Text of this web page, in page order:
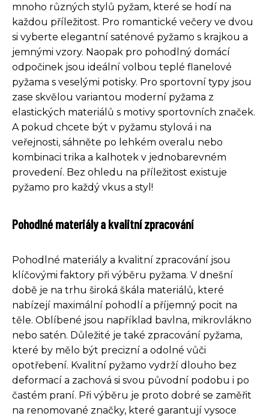
mnoho různých stylů pyžam, které se hodí na
každou příležitost. Pro romantické večery ve dvou
si vyberte elegantní saténové pyžamo s krajkou a
jemnými vzory. Naopak pro pohodlný domácí
odpočinek jsou ideální volbou teplé flanelové
pyžama s veselými potisky. Pro sportovní typy jsou
zase skvělou variantou moderní pyžama z
elastických materiálů s motivy sportovních značek.
A pokud chcete být v pyžamu stylová i na
veřejnosti, sáhněte po lehkém overalu nebo
kombinaci trika a kalhotek v jednobarevném
provedení. Bez ohledu na příležitost existuje
pyžamo pro každý vkus a styl!
Pohodlné materiály a kvalitní zpracování
Pohodlné materiály a kvalitní zpracování jsou
klíčovými faktory při výběru pyžama. V dnešní
době je na trhu široká škála materiálů, které
nabízejí maximální pohodlí a příjemný pocit na
těle. Oblíbené jsou například bavlna, mikrovlákno
nebo satén. Důležité je také zpracování pyžama,
které by mělo být precizní a odolné vůči
opotřebení. Kvalitní pyžamo vydrží dlouho bez
deformací a zachová si svou původní podobu i po
častém praní. Při výběru je proto dobré se zaměřit
na renomované značky, které garantují vysoce